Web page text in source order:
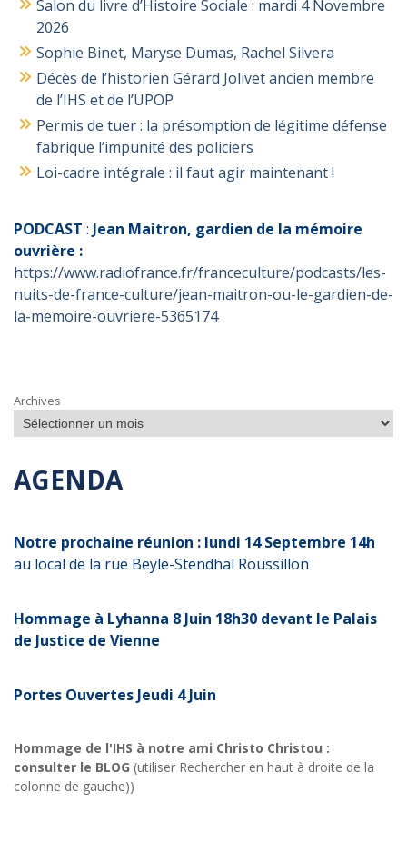
Salon du livre d’Histoire Sociale : mardi 4 Novembre
2026
Sophie Binet, Maryse Dumas, Rachel Silvera
Décès de l’historien Gérard Jolivet ancien membre
de l’IHS et de l’UPOP
Permis de tuer : la présomption de légitime défense
fabrique l’impunité des policiers
Loi-cadre intégrale : il faut agir maintenant !
PODCAST : Jean Maitron, gardien de la mémoire
ouvrière :
https://www.radiofrance.fr/franceculture/podcasts/les-
nuits-de-france-culture/jean-maitron-ou-le-gardien-de-
la-memoire-ouvriere-5365174
Archives
AGENDA
Notre prochaine réunion : lundi 14 Septembre 14h
au local de la rue Beyle-Stendhal Roussillon
Hommage à Lyhanna 8 Juin 18h30 devant le Palais
de Justice de Vienne
Portes Ouvertes Jeudi 4 Juin
Hommage de l'IHS à notre ami Christo Christou :
consulter le BLOG (utiliser Rechercher en haut à droite de la
colonne de gauche))